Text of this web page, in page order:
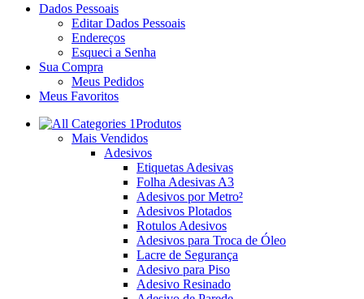
Dados Pessoais
Editar Dados Pessoais
Endereços
Esqueci a Senha
Sua Compra
Meus Pedidos
Meus Favoritos
Produtos
Mais Vendidos
Adesivos
Etiquetas Adesivas
Folha Adesivas A3
Adesivos por Metro²
Adesivos Plotados
Rotulos Adesivos
Adesivos para Troca de Óleo
Lacre de Segurança
Adesivo para Piso
Adesivo Resinado